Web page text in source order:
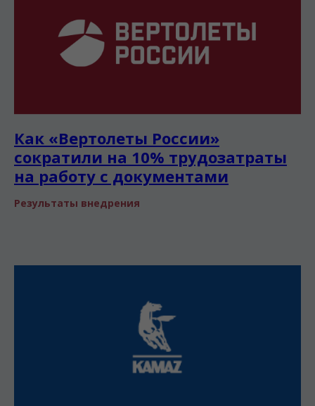
Как «Вертолеты России»
сократили на 10% трудозатраты
на работу с документами
Результаты внедрения